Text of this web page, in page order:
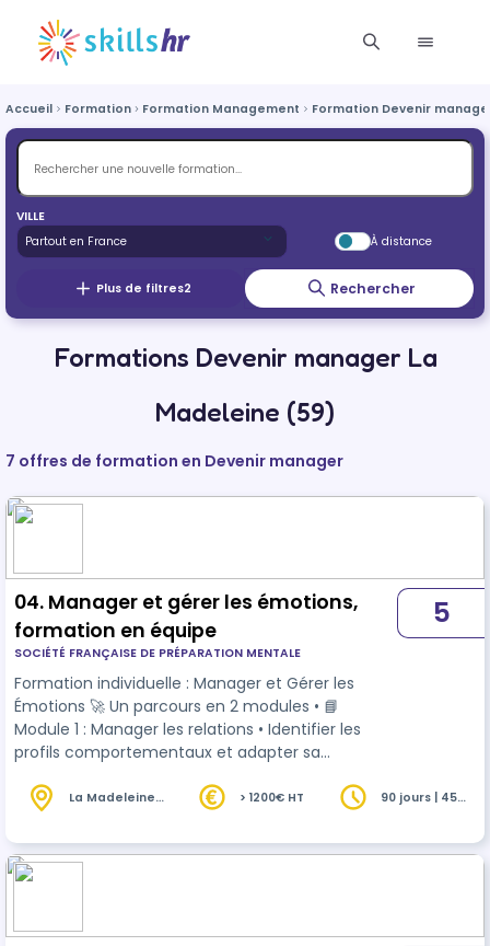
Accueil Formation Formation Management Formation Devenir
VILLE
À distance
Plus de filtres2 Rechercher
Formations Devenir manager La
Madeleine (59)
7 offres de formation en Devenir manager
04. Manager et gérer les émotions,
formation en équipe
SOCIÉTÉ FRANÇAISE DE PRÉPARATION MENTALE
Formation individuelle : Manager et Gérer les
Émotions 🚀 Un parcours en 2 modules • 📘
Module 1 : Manager les relations • Identifier les
profils comportementaux et adapter sa
flexibilité relationnelle • Gérer efficacement les
émotions avec le programme RALEENTIR© •
Respiration, Attention, Lâcher-prise, Émotions,
5
La Madeleine
> 1200€ HT
90 jours | 45